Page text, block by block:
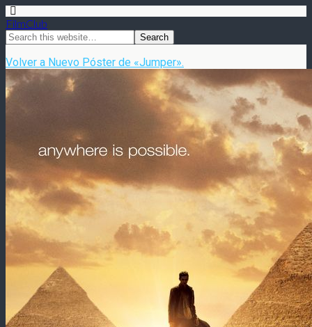
FilmClub
Volver a Nuevo Póster de «Jumper».